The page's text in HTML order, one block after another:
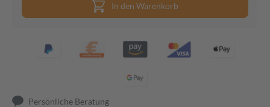
In den Warenkorb
Persönliche Beratung